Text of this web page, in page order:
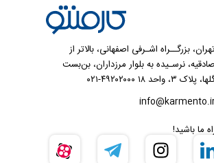
بزرگــراه اشـرفی اصفهانی، بالاتر از
صادقیه، نرسـیده به بلوار مرزداران، بن‌بست
پلاک ۳، واحد ۱۸ ۴۹۲۰۲۰۰۰-۰۲۱
ما باشید!